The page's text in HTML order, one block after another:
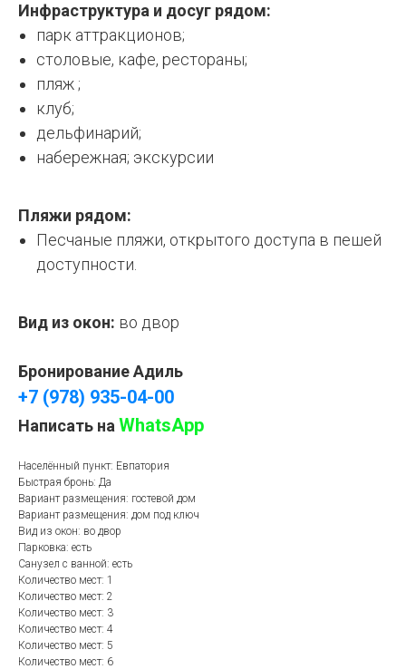
Инфраструктура и досуг рядом:
парк аттракционов;
столовые, кафе, рестораны;
пляж ;
клуб;
дельфинарий;
набережная; экскурсии
Пляжи рядом:
Песчаные пляжи, открытого доступа в пешей
доступности.
Вид из окон: во двор
Бронирование Адиль
+7 (978) 935-04-00
Написать на WhatsApp
Населённый пункт: Евпатория
Быстрая бронь: Да
Вариант размещения: гостевой дом
Вариант размещения: дом под ключ
Вид из окон: во двор
Парковка: есть
Санузел с ванной: есть
Количество мест: 1
Количество мест: 2
Количество мест: 3
Количество мест: 4
Количество мест: 5
Количество мест: 6